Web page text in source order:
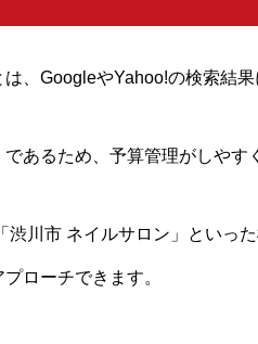
、GoogleやYahoo!の検索結
であるため、予算管理がしやす
渋川市 ネイルサロン」といっ
ローチできます。